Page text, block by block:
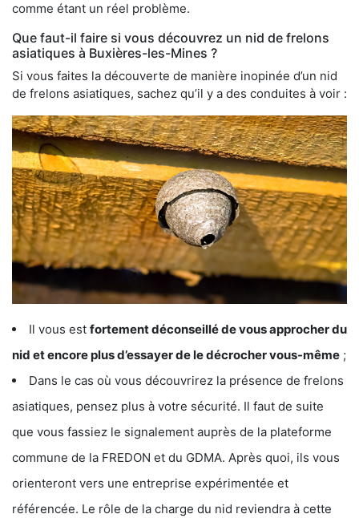
comme étant un réel problème.
Que faut-il faire si vous découvrez un nid de frelons
asiatiques à Buxières-les-Mines ?
Si vous faites la découverte de manière inopinée d’un nid
de frelons asiatiques, sachez qu’il y a des conduites à voir :
Il vous est fortement déconseillé de vous approcher du
nid et encore plus d’essayer de le décrocher vous-même ;
Dans le cas où vous découvrirez la présence de frelons
asiatiques, pensez plus à votre sécurité. Il faut de suite
que vous fassiez le signalement auprès de la plateforme
commune de la FREDON et du GDMA. Après quoi, ils vous
orienteront vers une entreprise expérimentée et
référencée. Le rôle de la charge du nid reviendra à cette